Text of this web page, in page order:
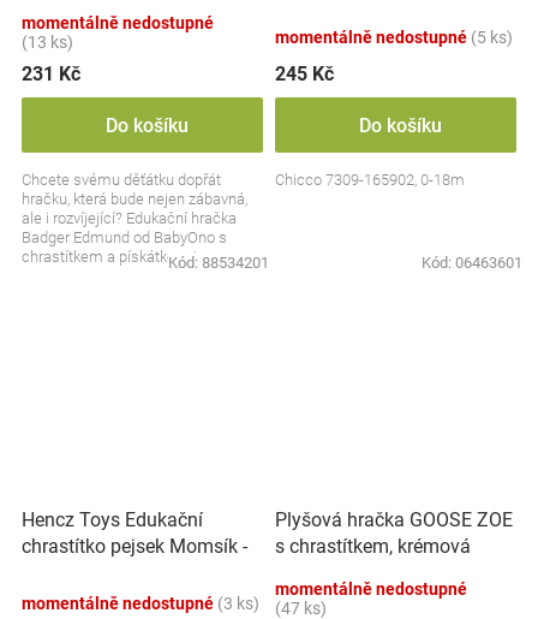
momentálně nedostupné
(13 ks)
231 Kč
Do košíku
Chcete svému děťátku dopřát
hračku, která bude nejen zábavná,
ale i rozvíjející? Edukační hračka
Badger Edmund od BabyOno s
chrastítkem a pískátkem je
Kód: 88534201
momentálně nedostupné (5 ks)
245 Kč
Do košíku
Chicco 7309-165902, 0-18m
Kód: 06463601
Hencz Toys Edukační
chrastítko pejsek Momsík -
momentálně nedostupné (3 ks)
Plyšová hračka GOOSE ZOE
s chrastítkem, krémová
momentálně nedostupné
(47 ks)